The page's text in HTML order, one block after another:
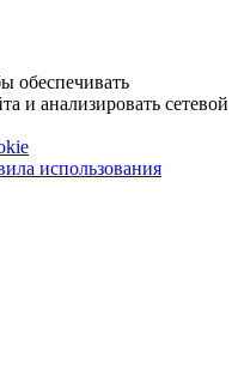
обеспечивать
и анализировать сетевой
использования